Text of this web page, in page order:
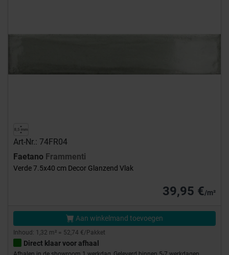
Art-Nr.: 74FR04
Faetano Frammenti
Verde 7.5x40 cm Decor Glanzend Vlak
39,95 €/m²
Aan winkelmand toevoegen
Inhoud: 1,32 m² = 52,74 €/Pakket
Direct klaar voor afhaal